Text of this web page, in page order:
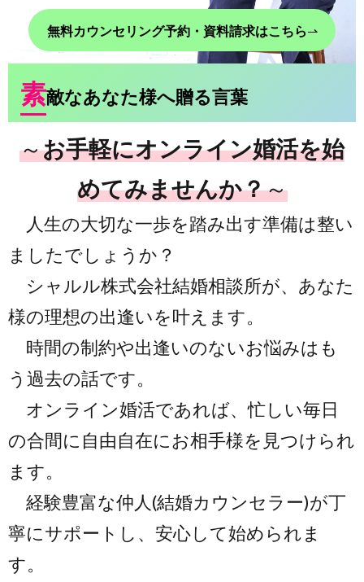
無料カウンセリング予約・資料請求はこちら⇀
素敵なあなた様へ贈る言葉
～お手軽にオンライン婚活を始
めてみませんか？～
人生の大切な一歩を踏み出す準備は整い
ましたでしょうか？
シャルル株式会社結婚相談所が、あなた
様の理想の出逢いを叶えます。
時間の制約や出逢いのないお悩みはも
う過去の話です。
オンライン婚活であれば、忙しい毎日
の合間に自由自在にお相手様を見つけられ
ます。
経験豊富な仲人(結婚カウンセラー)が丁
寧にサポートし、安心して始められま
す。